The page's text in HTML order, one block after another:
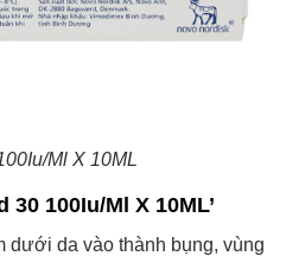
Ml X 10ML
100Iu/Ml X 10ML’
da vào thành bụng, vùng